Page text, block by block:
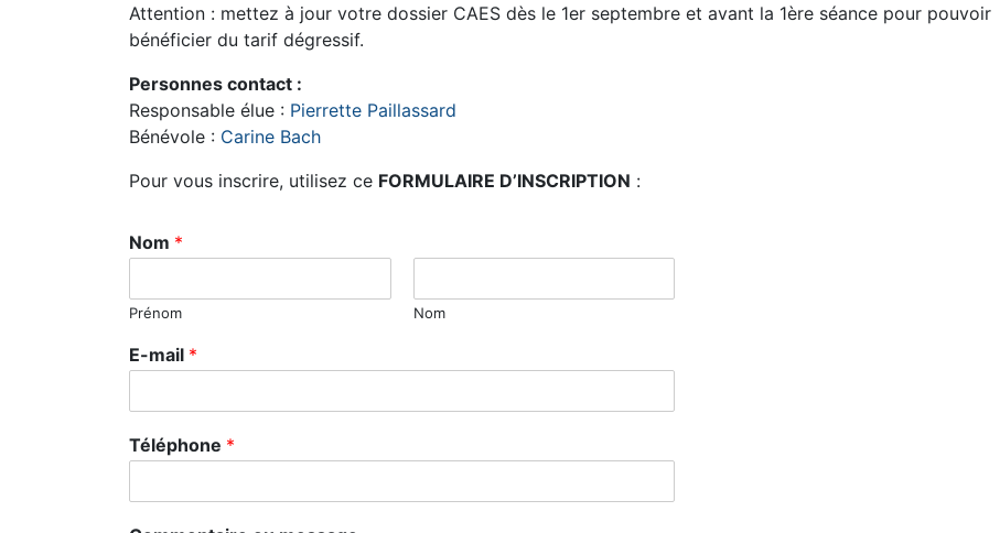
Attention : mettez à jour votre dossier CAES dès le 1er septembre et avant la 1ère séance pour pouvoir
bénéficier du tarif dégressif.
Personnes contact :
Responsable élue : Pierrette Paillassard
Bénévole : Carine Bach
Pour vous inscrire, utilisez ce FORMULAIRE D’INSCRIPTION :
Nom *
Prénom Nom
E-mail *
Téléphone *